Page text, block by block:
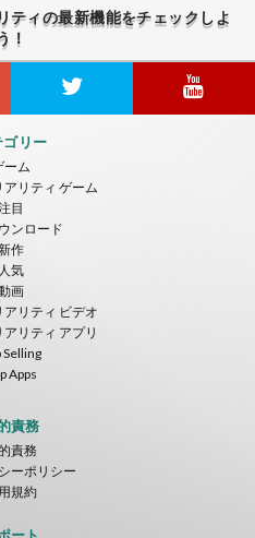
りは、刻一刻と迫っていると見
品質のゲームやアプリにライ
始めている。バーチャルリアリ
ティの最新機能をチェックしよ
！
ゴリー
ーム
リティ ゲーム
目
ンロード
作
人気
画
リティ ビデオ
リティ アプリ
Selling
Apps
責務
責務
ーポリシー
規約
ート